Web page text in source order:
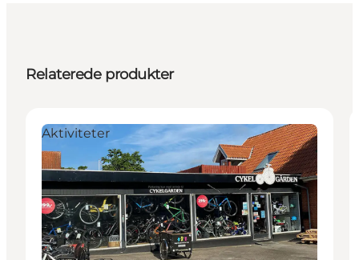
Relaterede produkter
Aktiviteter